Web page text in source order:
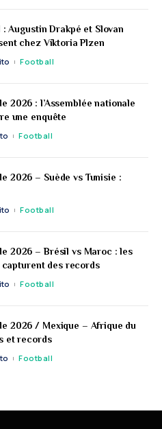
: Augustin Drakpé et Slovan
chez Viktoria Plzen
Football
2026 : l’Assemblée nationale
une enquête
Football
2026 – Suède vs Tunisie :
Football
2026 – Brésil vs Maroc : les
capturent des records
Football
2026 / Mexique – Afrique du
et records
Football